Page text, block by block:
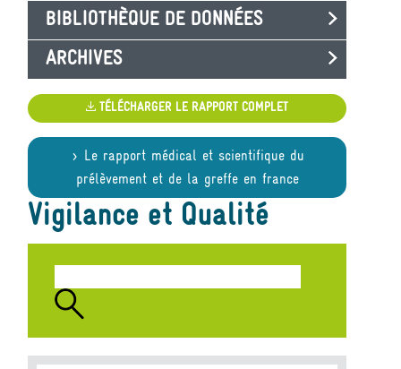
BIBLIOTHÈQUE DE DONNÉES
ARCHIVES
TÉLÉCHARGER LE RAPPORT COMPLET
Le rapport médical et scientifique du
prélèvement et de la greffe en france
Vigilance et Qualité